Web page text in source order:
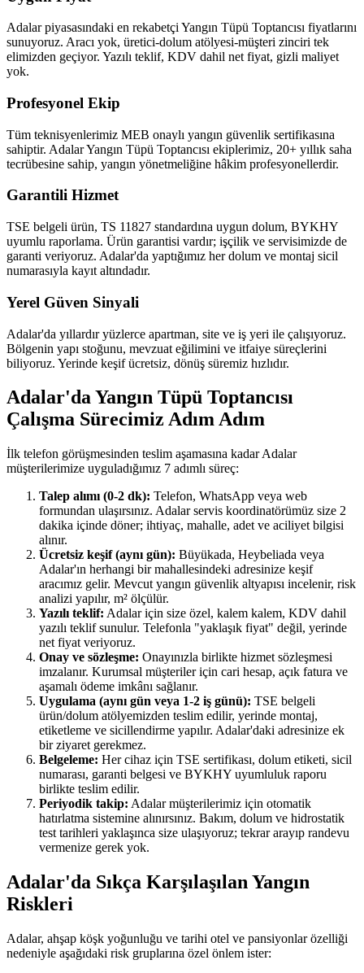
Adalar piyasasındaki en rekabetçi Yangın Tüpü Toptancısı fiyatlarını
sunuyoruz. Aracı yok, üretici-dolum atölyesi-müşteri zinciri tek
elimizden geçiyor. Yazılı teklif, KDV dahil net fiyat, gizli maliyet
yok.
Profesyonel Ekip
Tüm teknisyenlerimiz MEB onaylı yangın güvenlik sertifikasına
sahiptir. Adalar Yangın Tüpü Toptancısı ekiplerimiz, 20+ yıllık saha
tecrübesine sahip, yangın yönetmeliğine hâkim profesyonellerdir.
Garantili Hizmet
TSE belgeli ürün, TS 11827 standardına uygun dolum, BYKHY
uyumlu raporlama. Ürün garantisi vardır; işçilik ve servisimizde de
garanti veriyoruz. Adalar'da yaptığımız her dolum ve montaj sicil
numarasıyla kayıt altındadır.
Yerel Güven Sinyali
Adalar'da yıllardır yüzlerce apartman, site ve iş yeri ile çalışıyoruz.
Bölgenin yapı stoğunu, mevzuat eğilimini ve itfaiye süreçlerini
biliyoruz. Yerinde keşif ücretsiz, dönüş süremiz hızlıdır.
Adalar'da Yangın Tüpü Toptancısı
Çalışma Sürecimiz Adım Adım
İlk telefon görüşmesinden teslim aşamasına kadar Adalar
müşterilerimize uyguladığımız 7 adımlı süreç:
Talep alımı (0-2 dk): Telefon, WhatsApp veya web
formundan ulaşırsınız. Adalar servis koordinatörümüz size 2
dakika içinde döner; ihtiyaç, mahalle, adet ve aciliyet bilgisi
alınır.
Ücretsiz keşif (aynı gün): Büyükada, Heybeliada veya
Adalar'ın herhangi bir mahallesindeki adresinize keşif
aracımız gelir. Mevcut yangın güvenlik altyapısı incelenir, risk
analizi yapılır, m² ölçülür.
Yazılı teklif: Adalar için size özel, kalem kalem, KDV dahil
yazılı teklif sunulur. Telefonla "yaklaşık fiyat" değil, yerinde
net fiyat veriyoruz.
Onay ve sözleşme: Onayınızla birlikte hizmet sözleşmesi
imzalanır. Kurumsal müşteriler için cari hesap, açık fatura ve
aşamalı ödeme imkânı sağlanır.
Uygulama (aynı gün veya 1-2 iş günü): TSE belgeli
ürün/dolum atölyemizden teslim edilir, yerinde montaj,
etiketleme ve sicillendirme yapılır. Adalar'daki adresinize ek
bir ziyaret gerekmez.
Belgeleme: Her cihaz için TSE sertifikası, dolum etiketi, sicil
numarası, garanti belgesi ve BYKHY uyumluluk raporu
birlikte teslim edilir.
Periyodik takip: Adalar müşterilerimiz için otomatik
hatırlatma sistemine alınırsınız. Bakım, dolum ve hidrostatik
test tarihleri yaklaşınca size ulaşıyoruz; tekrar arayıp randevu
vermenize gerek yok.
Adalar'da Sıkça Karşılaşılan Yangın
Riskleri
Adalar, ahşap köşk yoğunluğu ve tarihi otel ve pansiyonlar özelliği
nedeniyle aşağıdaki risk gruplarına özel önlem ister: